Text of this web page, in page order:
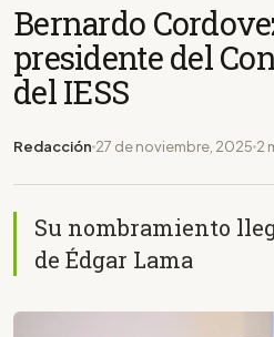
Bernardo
presidente del
del IESS
Redacción 27 de noviembre, 2025 2
Su nombramiento
de Édgar Lama